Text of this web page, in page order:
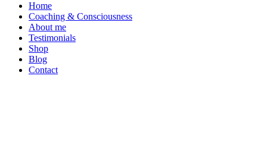
Home
Coaching & Consciousness
About me
Testimonials
Shop
Blog
Contact